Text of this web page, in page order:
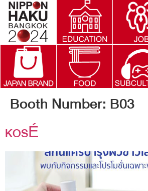
Booth Number: B03
KOSÉ